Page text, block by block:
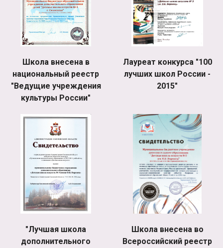
Школа внесена в
национальный реестр
"Ведущие учреждения
культуры России"
Лауреат конкурса "100
лучших школ России -
2015"
"Лучшая школа
дополнительного
Школа внесена во
Всероссийский реестр